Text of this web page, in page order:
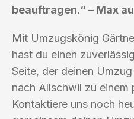
beauftragen.“ – Max
Mit Umzugskönig
hast du einen
Seite, der deinen
nach Allschwil zu einem
Kontaktiere uns noch